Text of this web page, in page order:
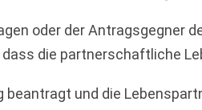
oder der Antragsgegner
die partnerschaftliche
beantragt und die